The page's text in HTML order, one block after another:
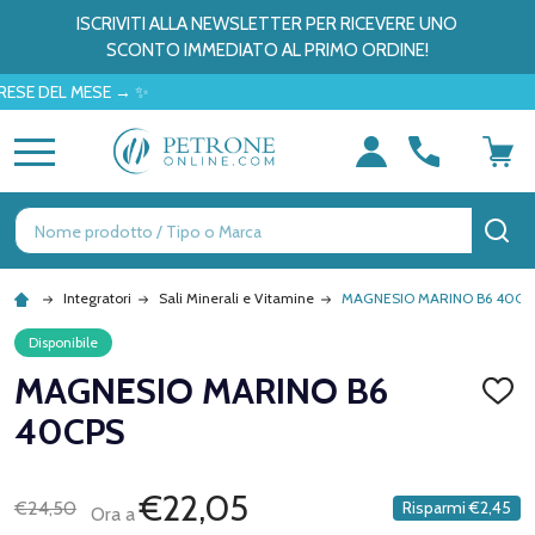
ISCRIVITI ALLA NEWSLETTER PER RICEVERE UNO
SCONTO IMMEDIATO AL PRIMO ORDINE!
MESE → ✨
Ricerca
Integratori Sali Minerali e Vitamine MAGNESIO MARINO B6
Disponibile
MAGNESIO MARINO B6
40CPS
€24,50
Ora a€22,05 Risparmi €2,45